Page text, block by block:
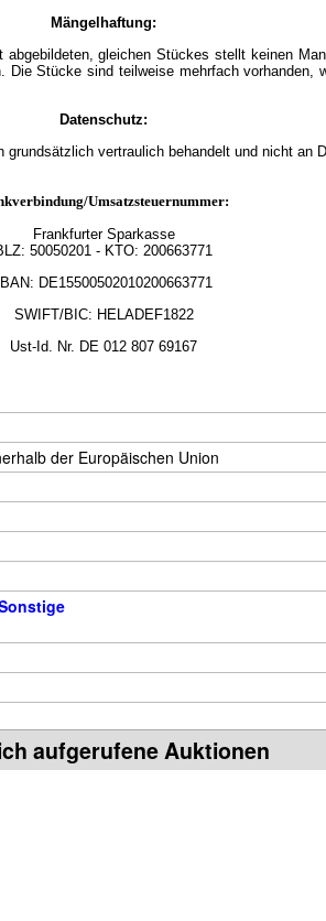
Mängelhaftung:
gleichen Stückes stellt keinen
Stücke sind teilweise mehrfach
Datenschutz:
grundsätzlich vertraulich behandelt und nicht an
Umsatzsteuernummer:
Frankfurter Sparkasse
50050201 - KTO: 200663771
IBAN: DE15500502010200663771
SWIFT/BIC: HELADEF1822
Ust-Id. Nr. DE 012 807 69167
der Europäischen Union
aufgerufene Auktionen